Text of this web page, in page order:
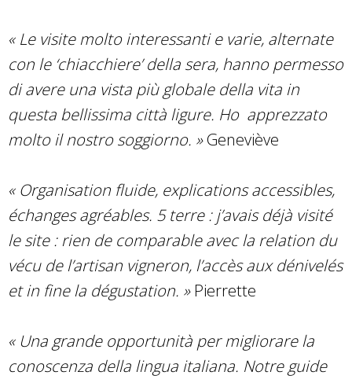
« Le visite molto interessanti e varie, alternate
con le ‘chiacchiere’ della sera, hanno permesso
di avere una vista più globale della vita in
questa bellissima città ligure. Ho apprezzato
molto il nostro soggiorno. »Geneviève
« Organisation fluide, explications accessibles,
échanges agréables. 5 terre : j’avais déjà visité
le site : rien de comparable avec la relation du
vécu de l’artisan vigneron, l’accès aux dénivelés
et in fine la dégustation. »Pierrette
« Una grande opportunità per migliorare la
conoscenza della lingua italiana. Notre guide